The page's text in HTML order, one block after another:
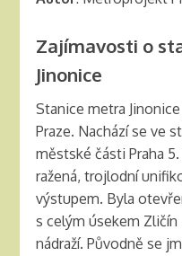
Zajímavosti o
Jinonice
Stanice metra
Praze. Nachází se ve
městské části Praha
ražená, trojlodní
výstupem. Byla
s celým úsekem
nádraží. Původně se